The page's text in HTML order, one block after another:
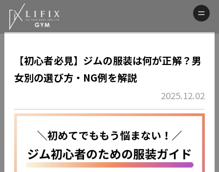
【初心者必見】ジムの服装は何が正解？男
女別の選び方・NG例を解説
2025.12.02